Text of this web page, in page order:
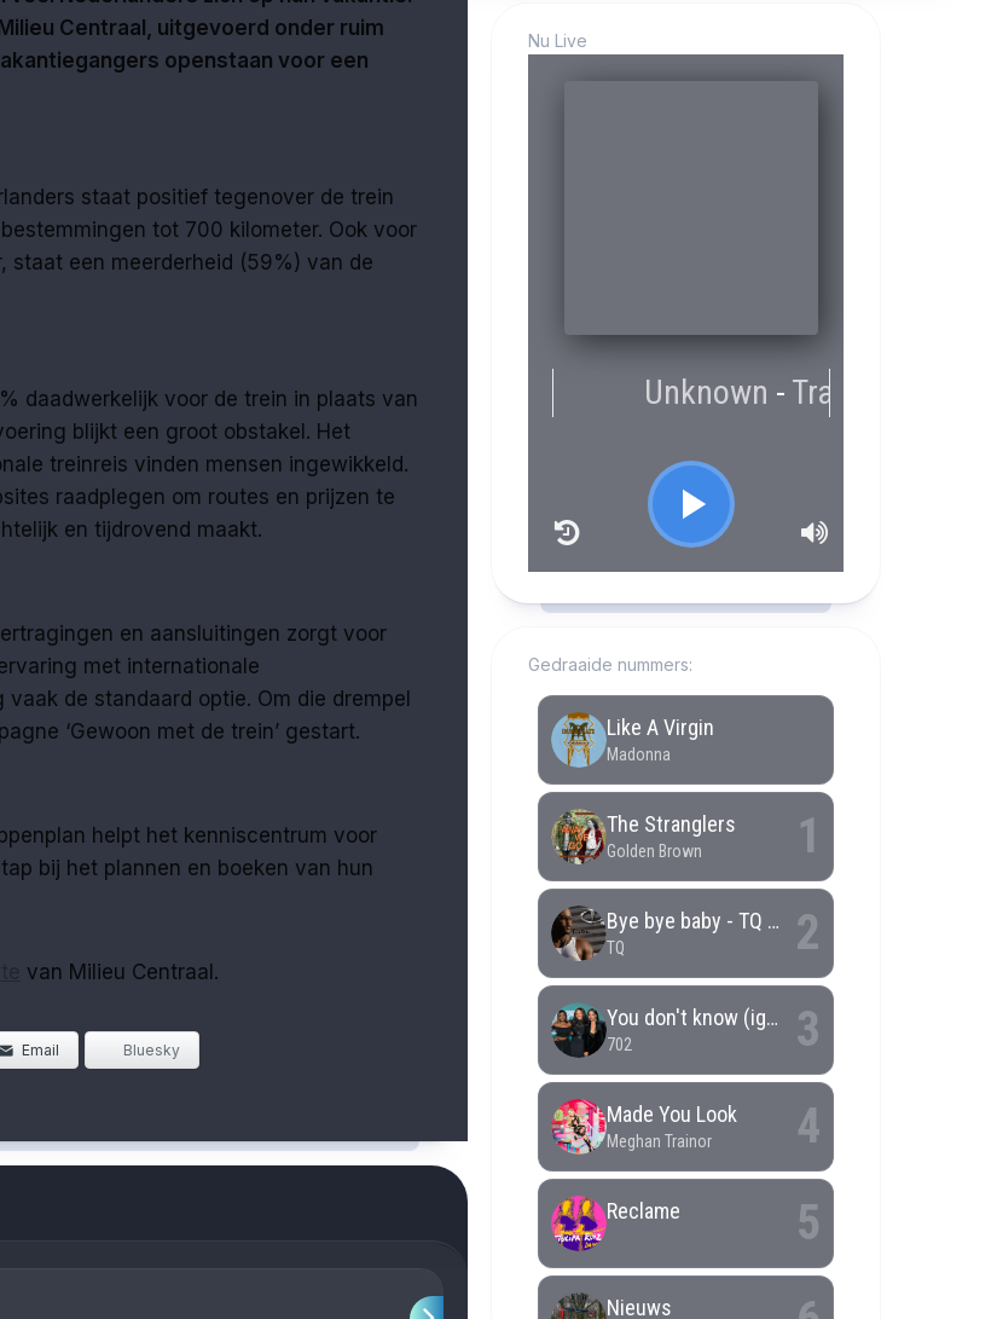
Centraal, uitgevoerd onder ruim
openstaan voor een
staat positief tegenover de trein
tot 700 kilometer. Ook voor
staat een meerderheid (59%) van de
daadwerkelijk voor de trein in plaats van
blijkt een groot obstakel. Het
treinreis vinden mensen ingewikkeld.
raadplegen om routes en prijzen te
en tijdrovend maakt.
en aansluitingen zorgt voor
met internationale
de standaard optie. Om die drempel
‘Gewoon met de trein’ gestart.
helpt het kenniscentrum voor
bij het plannen en boeken van hun
van Milieu Centraal.
Email Bluesky
Nu Live
Gedraaide nummers: